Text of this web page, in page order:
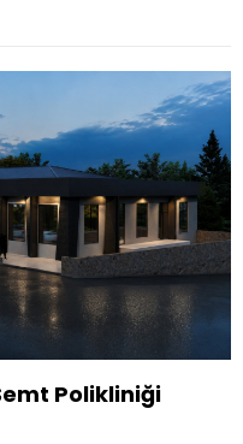
Polikliniği